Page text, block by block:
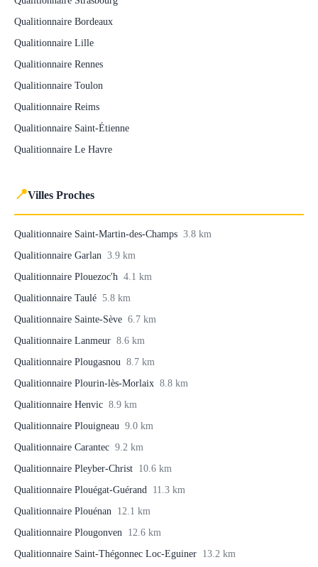
Qualitionnaire Bordeaux
Qualitionnaire Lille
Qualitionnaire Rennes
Qualitionnaire Toulon
Qualitionnaire Reims
Qualitionnaire Saint-Étienne
Qualitionnaire Le Havre
📍Villes Proches
Qualitionnaire Saint-Martin-des-Champs 3.8 km
Qualitionnaire Garlan 3.9 km
Qualitionnaire Plouezoc'h 4.1 km
Qualitionnaire Taulé 5.8 km
Qualitionnaire Sainte-Sève 6.7 km
Qualitionnaire Lanmeur 8.6 km
Qualitionnaire Plougasnou 8.7 km
Qualitionnaire Plourin-lès-Morlaix 8.8 km
Qualitionnaire Henvic 8.9 km
Qualitionnaire Plouigneau 9.0 km
Qualitionnaire Carantec 9.2 km
Qualitionnaire Pleyber-Christ 10.6 km
Qualitionnaire Plouégat-Guérand 11.3 km
Qualitionnaire Plouénan 12.1 km
Qualitionnaire Plougonven 12.6 km
Qualitionnaire Saint-Thégonnec Loc-Eguiner 13.2 km